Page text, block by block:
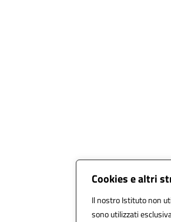
Cookies e altri
Il nostro Istituto non
sono utilizzati